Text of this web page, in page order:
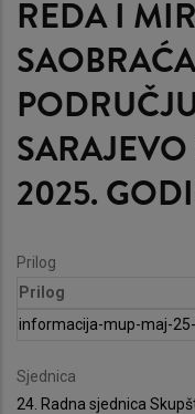
REDA I
2025.
Prilog
Prilog
informacija-mup-maj-
Sjednica
24. Radna sjednica